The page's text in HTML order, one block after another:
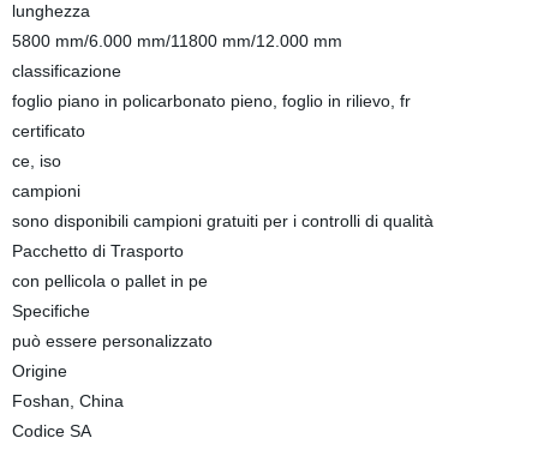
lunghezza
5800 mm/6.000 mm/11800 mm/12.000 mm
classificazione
foglio piano in policarbonato pieno, foglio in rilievo, fr
certificato
ce, iso
campioni
sono disponibili campioni gratuiti per i controlli di qualità
Pacchetto di Trasporto
con pellicola o pallet in pe
Specifiche
può essere personalizzato
Origine
Foshan, China
Codice SA